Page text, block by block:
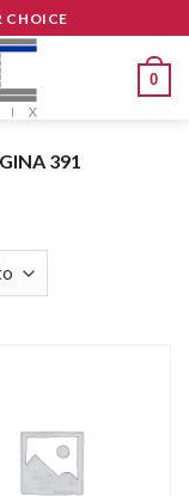
CHOICE
0
391